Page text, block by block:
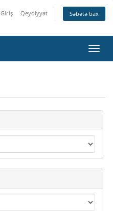
Giriş Qeydiyyat Səbətə bax
keçid